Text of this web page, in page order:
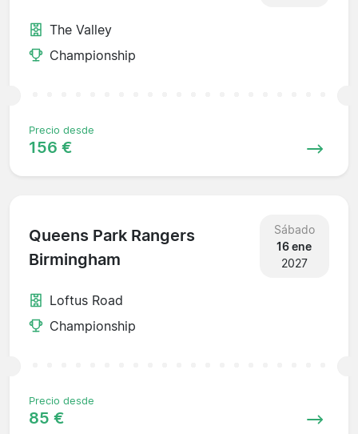
The Valley
Championship
Precio desde
156 €
Queens Park Rangers
Birmingham
Sábado
16 ene
2027
Loftus Road
Championship
Precio desde
85 €